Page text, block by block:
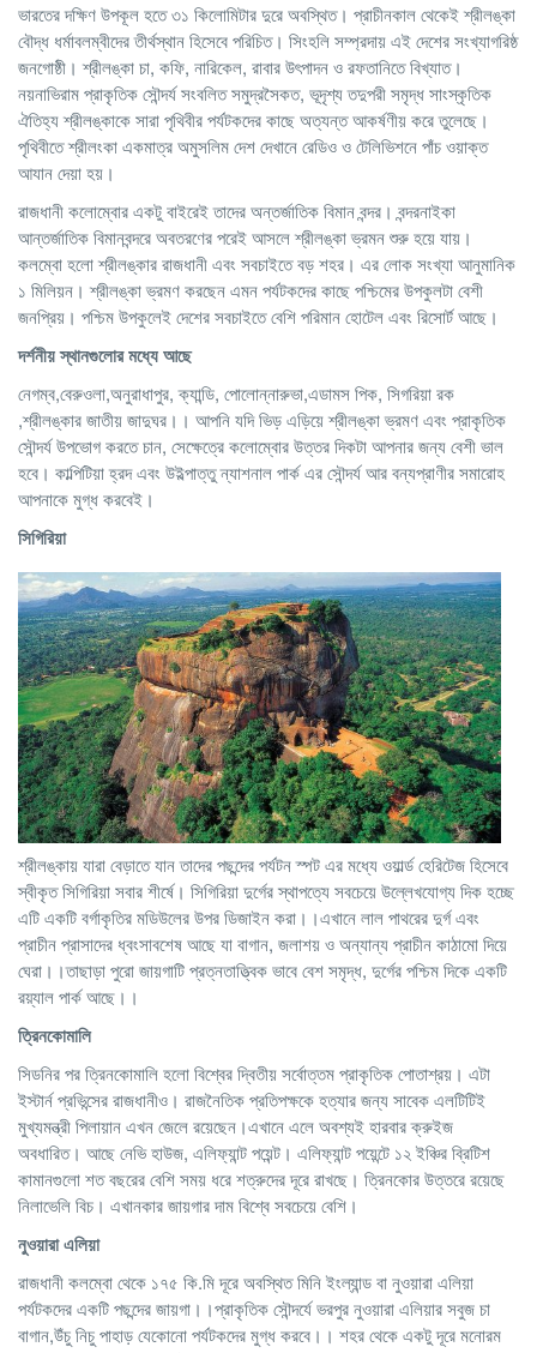
ভারতের দক্ষিণ উপকূল হতে ৩১ কিলোমিটার দুরে অবস্থিত। প্রাচীনকাল থেকেই শ্রীলঙ্কা
বৌদ্ধ ধর্মাবলম্বীদের তীর্থস্থান হিসেবে পরিচিত। সিংহলি সম্প্রদায় এই দেশের সংখ্যাগরিষ্ঠ
জনগোষ্ঠী। শ্রীলঙ্কা চা, কফি, নারিকেল, রাবার উৎপাদন ও রফতানিতে বিখ্যাত।
নয়নাভিরাম প্রাকৃতিক সৌন্দর্য সংবলিত সমুদ্রসৈকত, ভূদৃশ্য তদুপরী সমৃদ্ধ সাংস্কৃতিক
ঐতিহ্য শ্রীলঙ্কাকে সারা পৃথিবীর পর্যটকদের কাছে অত্যন্ত আকর্ষণীয় করে তুলেছে।
পৃথিবীতে শ্রীলংকা একমাত্র অমুসলিম দেশ দেখানে রেডিও ও টেলিভিশনে পাঁচ ওয়াক্ত
আযান দেয়া হয়।
রাজধানী কলোম্বোর একটু বাইরেই তাদের অন্তর্জাতিক বিমান বন্দর। বন্দরনাইকা
আন্তর্জাতিক বিমানবন্দরে অবতরণের পরেই আসলে শ্রীলঙ্কা ভ্রমন শুরু হয়ে যায়।
কলম্বো হলো শ্রীলঙ্কার রাজধানী এবং সবচাইতে বড় শহর। এর লোক সংখ্যা আনুমানিক
১ মিলিয়ন। শ্রীলঙ্কা ভ্রমণ করছেন এমন পর্যটকদের কাছে পশ্চিমের উপকুলটা বেশী
জনপ্রিয়। পশ্চিম উপকুলেই দেশের সবচাইতে বেশি পরিমান হোটেল এবং রিসোর্ট আছে।
দর্শনীয়স্থানগুলোরমধ্যেআছে
নেগম্ব,বেরুওলা,অনুরাধাপুর, ক্যান্ডি, পোলোন্নারুভা,এডামস পিক, সিগরিয়া রক
,শ্রীলঙ্কার জাতীয় জাদুঘর।। আপনি যদি ভিড় এড়িয়ে শ্রীলঙ্কা ভ্রমণ এবং প্রাকৃতিক
সৌন্দর্য উপভোগ করতে চান, সেক্ষেত্রে কলোম্বোর উত্তর দিকটা আপনার জন্য বেশী ভাল
হবে। কাল্পিটিয়া হ্রদ এবং উইল্পাত্তু ন্যাশনাল পার্ক এর সৌন্দর্য আর বন্যপ্রাণীর সমারোহ
আপনাকে মুগ্ধ করবেই।
সিগিরিয়া
শ্রীলঙ্কায় যারা বেড়াতে যান তাদের পছন্দের পর্যটন স্পট এর মধ্যে ওয়ার্ল্ড হেরিটেজ হিসেবে
স্বীকৃত সিগিরিয়া সবার শীর্ষে। সিগিরিয়া দুর্গের স্থাপত্যে সবচেয়ে উল্লেখযোগ্য দিক হচ্ছে
এটি একটি বর্গাকৃতির মডিউলের উপর ডিজাইন করা।।এখানে লাল পাথরের দুর্গ এবং
প্রাচীন প্রাসাদের ধ্বংসাবশেষ আছে যা বাগান, জলাশয় ও অন্যান্য প্রাচীন কাঠামো দিয়ে
ঘেরা।।তাছাড়া পুরো জায়গাটি প্রত্নতাত্ত্বিক ভাবে বেশ সমৃদ্ধ, দুর্গের পশ্চিম দিকে একটি
রয়্যাল পার্ক আছে।।
ত্রিনকোমালি
সিডনির পর ত্রিনকোমালি হলো বিশ্বের দ্বিতীয় সর্বোত্তম প্রাকৃতিক পোতাশ্রয়। এটা
ইস্টার্ন প্রভিন্সের রাজধানীও। রাজনৈতিক প্রতিপক্ষকে হত্যার জন্য সাবেক এলটিটিই
মুখ্যমন্ত্রী পিলায়ান এখন জেলে রয়েছেন।এখানে এলে অবশ্যই হারবার ক্রুইজ
অবধারিত। আছে নেভি হাউজ, এলিফ্যান্ট পয়েন্ট। এলিফ্যান্ট পয়েন্টে ১২ ইঞ্চির ব্রিটিশ
কামানগুলো শত বছরের বেশি সময় ধরে শত্রুদের দূরে রাখছে। ত্রিনকোর উত্তরে রয়েছে
নিলাভেলি বিচ। এখানকার জায়গার দাম বিশ্বে সবচেয়ে বেশি।
নুওয়ারাএলিয়া
রাজধানী কলম্বো থেকে ১৭৫ কি.মি দূরে অবস্থিত মিনি ইংল্যান্ড বা নুওয়ারা এলিয়া
পর্যটকদের একটি পছন্দের জায়গা।।প্রাকৃতিক সৌন্দর্যে ভরপুর নুওয়ারা এলিয়ার সবুজ চা
বাগান,উঁচু নিচু পাহাড় যেকোনো পর্যটকদের মুগ্ধ করবে।। শহর থেকে একটু দূরে মনোরম